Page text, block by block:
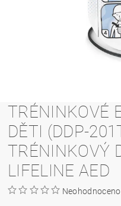
TRÉNINKOVÉ
DĚTI (DDP-
TRÉNINKOVÝ
LIFELINE AED
Neohodnoceno